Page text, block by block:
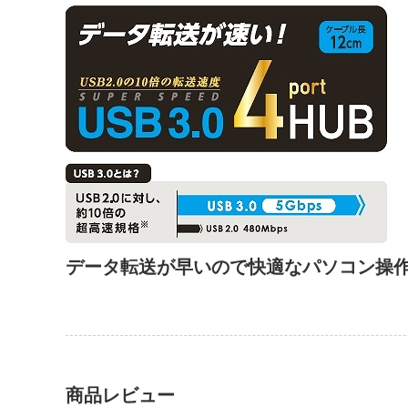
データ転送が早いので快適なパソコン操
商品レビュー